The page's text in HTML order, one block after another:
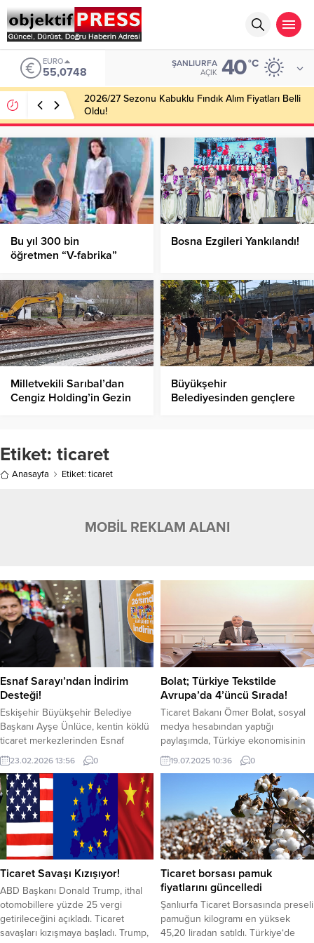
EURO
55,0748
ŞANLIURFA
AÇIK 40°C
2026/27 Sezonu Kabuklu Fındık Alım Fiyatları Belli
Oldu!
Bu yıl 300 bin
öğretmen “V-fabrika”
Bosna Ezgileri Yankılandı!
Milletvekili Sarıbal’dan
Cengiz Holding’in Gezin
Büyükşehir
Belediyesinden gençlere
Etiket: ticaret
Anasayfa Etiket: ticaret
MOBİL REKLAM ALANI
Esnaf Sarayı’ndan İndirim
Desteği!
Eskişehir Büyükşehir Belediye
Başkanı Ayşe Ünlüce, kentin köklü
ticaret merkezlerinden Esnaf
Sarayı’nı ziyaret ederek esnafla bir
araya geldi. Başkan Ünlüce,ü 2026
Eskişehir Yılı kapsamında kent
genelinde yürütülen çalışmalara
değinerek, Esnaf Sarayı esnafının
her ayın 26’sında gerçekleştireceği
indirim uygulamasının bu sürece
önemli katkı sunacağını belirtti.
Ziyarette Yönetim Kurulu Başkanı
Savaş Uğur,...
23.02.2026 13:56 0
Bolat; Türkiye Tekstilde
Avrupa’da 4’üncü Sırada!
Ticaret Bakanı Ömer Bolat, sosyal
medya hesabından yaptığı
paylaşımda, Türkiye ekonomisinin
ve ihracat sektörlerinin güncel
durumuna dair önemli bilgiler verdi.
Bolat, konfeksiyon ve tekstil
sektörlerinin küresel ihracattan
aldığı payın %3,5 olduğunu
belirterek, bu sektörlerin dünya
genelinde 7’nci, Avrupa’da ise
4’üncü sırada yer aldığını açıkladı.
Bolat, konfeksiyon ve tekstil
sektörlerine yönelik...
19.07.2025 10:36 0
Ticaret Savaşı Kızışıyor!
ABD Başkanı Donald Trump, ithal
otomobillere yüzde 25 vergi
getirileceğini açıkladı. Ticaret
savaşları kızışmaya başladı. Trump,
Ticaret borsası pamuk
fiyatlarını güncelledi
Şanlıurfa Ticaret Borsasında preseli
pamuğun kilogramı en yüksek
45,20 liradan satıldı. Türkiye‘de